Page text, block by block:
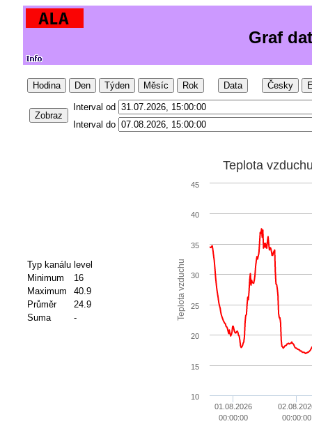
Graf
Hodina Den Týden Měsíc Rok Data Česky
Zobraz
Interval od
Interval do
Typ kanálu level
Minimum
16
Maximum
40.9
Průměr
24.9
Suma
- Teplota vzduchu
Teplota
01.08.2026
00:00:00
00:00:00
10
15
20
25
30
35
40
45